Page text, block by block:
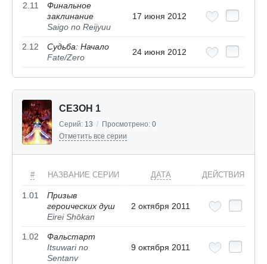
2.11
Финальное
заклинание
Saigo no Reijyuu
17 июня 2012
2.12
Судьба: Начало
Fate/Zero
24 июня 2012
СЕЗОН 1
Серий: 13 / Просмотрено: 0
Отметить все серии
# НАЗВАНИЕ СЕРИИ ДАТА ДЕЙСТВИЯ
1.01
Призыв
героических душ
Eirei Shōkan
2 октября 2011
1.02
Фальстарт
Itsuwari no
Sentanv
9 октября 2011